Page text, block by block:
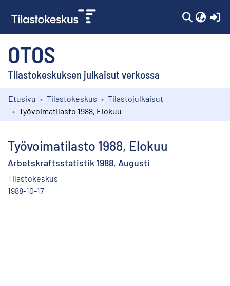
OTOS
Tilastokeskuksen julkaisut verkossa
Kokoelmat
Etusivu Tilastokeskus
Tilastojulkaisut
Työvoimatilasto 1988, Elokuu
Työvoimatilasto 1988, Elokuu
Arbetskraftsstatistik 1988, Augusti
Tilastokeskus
1988-10-17